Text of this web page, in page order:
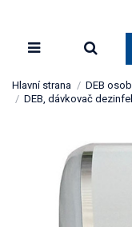
Hlavní strana DEB
DEB, dávkovač